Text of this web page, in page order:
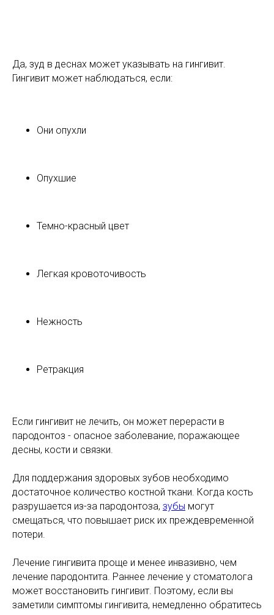
Да, зуд в деснах может указывать на гингивит.
Гингивит может наблюдаться, если:
Они опухли
Опухшие
Темно-красный цвет
Легкая кровоточивость
Нежность
Ретракция
Если гингивит не лечить, он может перерасти в
пародонтоз - опасное заболевание, поражающее
десны, кости и связки.
Для поддержания здоровых зубов необходимо
достаточное количество костной ткани. Когда кость
разрушается из-за пародонтоза, зубы могут
смещаться, что повышает риск их преждевременной
потери.
Лечение гингивита проще и менее инвазивно, чем
лечение пародонтита. Раннее лечение у стоматолога
может восстановить гингивит. Поэтому, если вы
заметили симптомы гингивита, немедленно обратитесь